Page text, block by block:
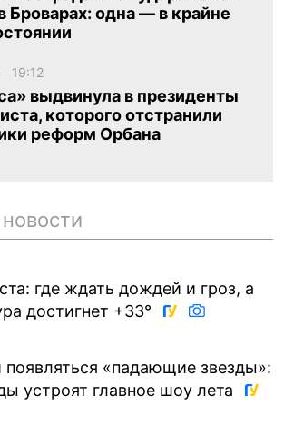
Броварах: одна — в крайне
19:12
выдвинула в президенты
которого отстранили
реформ Орбана
где ждать дождей и гроз, а
достигнет +33°
появляться «падающие звезды»:
устроят главное шоу лета